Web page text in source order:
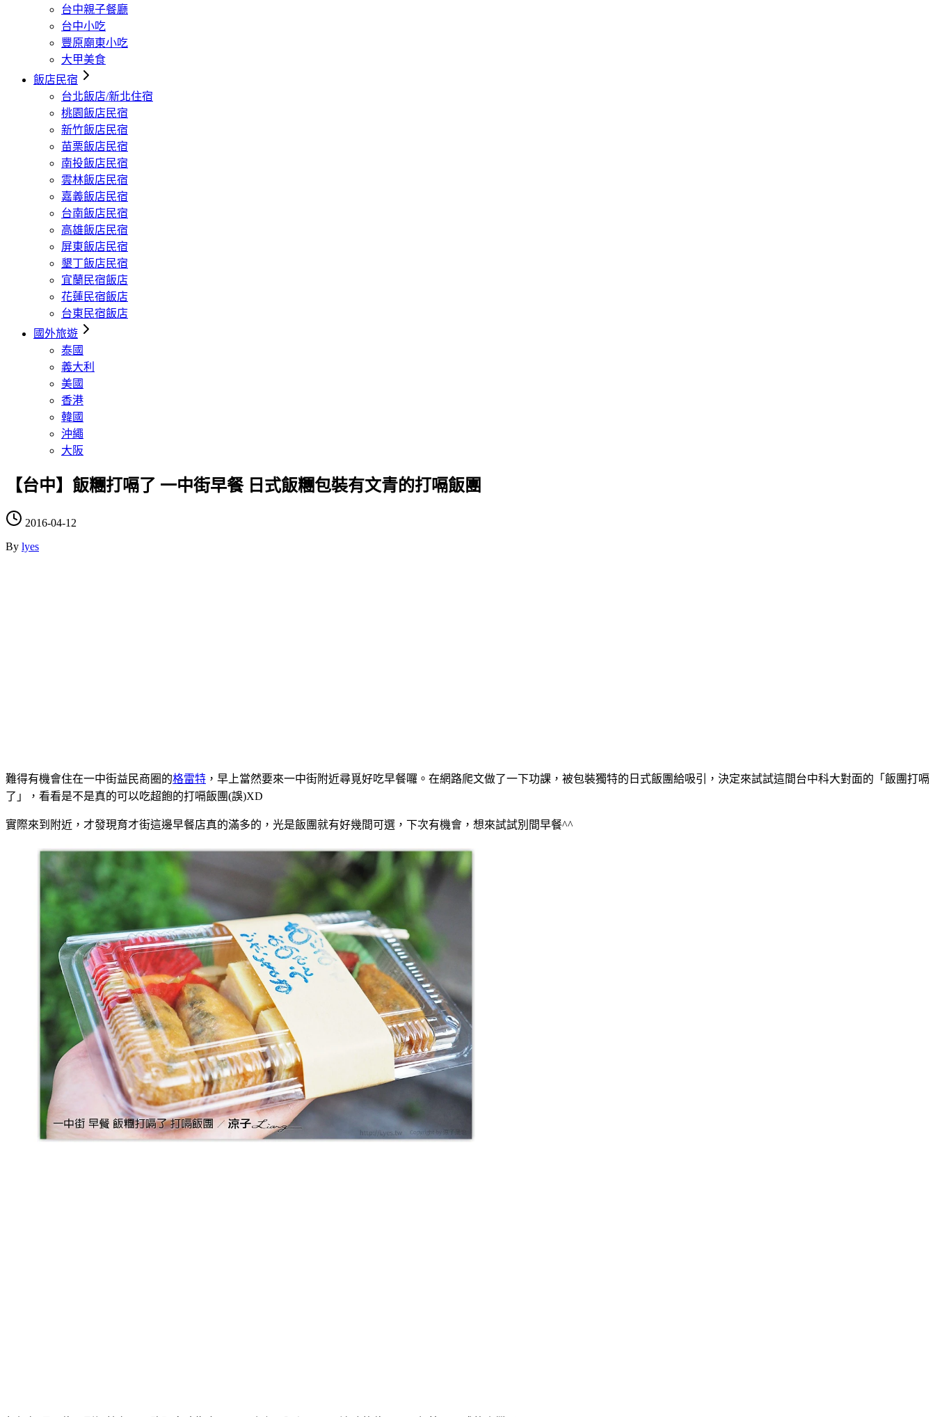
台中親子餐廳
台中小吃
豐原廟東小吃
大甲美食
飯店民宿
台北飯店/新北住宿
桃園飯店民宿
新竹飯店民宿
苗栗飯店民宿
南投飯店民宿
雲林飯店民宿
嘉義飯店民宿
台南飯店民宿
高雄飯店民宿
屏東飯店民宿
墾丁飯店民宿
宜蘭民宿飯店
花蓮民宿飯店
台東民宿飯店
國外旅遊
泰國
義大利
美國
香港
韓國
沖繩
大阪
【台中】飯糰打嗝了 一中街早餐 日式飯糰包裝有文青的打嗝飯團
2016-04-12
By lyes
難得有機會住在一中街益民商圈的格雷特 ，早上當然要來一中街附近尋覓好吃早餐囉。在網路爬文做了一下功課，被包裝獨特的日式飯團給吸引，決定來試試這間台中科大對面的「飯團打嗝
了」，看看是不是真的可以吃超飽的打嗝飯團(誤)XD
實際來到附近，才發現育才街這邊早餐店真的滿多的，光是飯團就有好幾間可選，下次有機會，想來試試別間早餐^^